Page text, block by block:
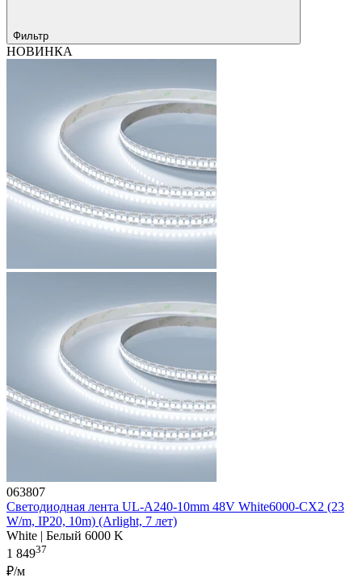
Фильтр
НОВИНКА
063807
Светодиодная лента UL-A240-10mm 48V White6000-CX2 (23
W/m, IP20, 10m) (Arlight, 7 лет)
White | Белый 6000 K
1 84937
₽/м